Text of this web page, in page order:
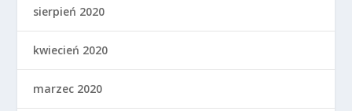
sierpień 2020
kwiecień 2020
marzec 2020